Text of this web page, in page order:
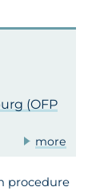
(OFP
more
procedure